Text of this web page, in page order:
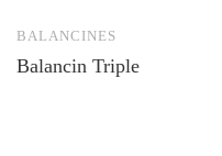
BALANCINES
Balancin Triple